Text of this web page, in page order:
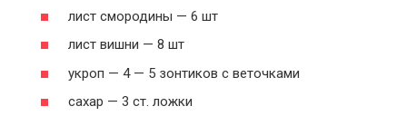
лист смородины — 6 шт
лист вишни — 8 шт
укроп — 4 — 5 зонтиков с веточками
сахар — 3 ст. ложки